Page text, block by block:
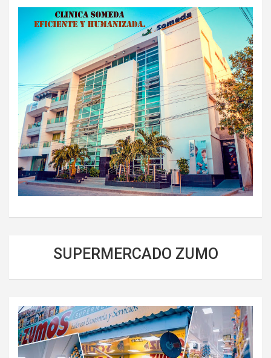
SUPERMERCADO ZUMO